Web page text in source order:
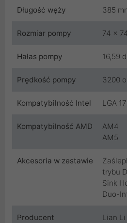
Długość węży 385
Rozmiar pompy 74 x
Hałas pompy 16,59
Prędkość pompy 3200
Kompatybilność Intel LGA
Kompatybilność AMD
AM4
AM5
Akcesoria w zestawie
trybu
Sink
Duo-
Producent Lian Li